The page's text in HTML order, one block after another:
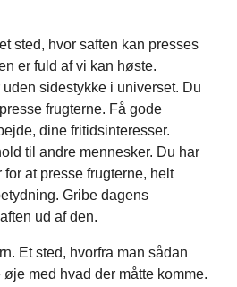
sted, hvor saften kan presses
er fuld af vi kan høste.
sidestykke i universet. Du
frugterne. Få gode
dine fritidsinteresser.
til andre mennesker. Du har
at presse frugterne, helt
Gribe dagens
ud af den.
Et sted, hvorfra man sådan
med hvad der måtte komme.